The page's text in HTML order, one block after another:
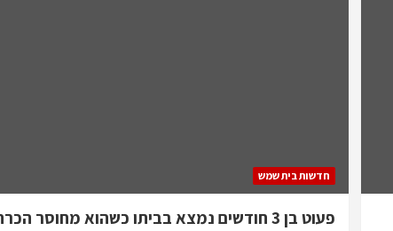
חדשות בית שמש
פעוט בן 3 חודשים נמצא בביתו כשהוא מחוסר הכרה